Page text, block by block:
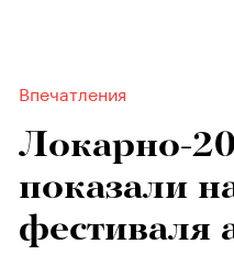
Впечатления
Локарно-
показали
фестиваля